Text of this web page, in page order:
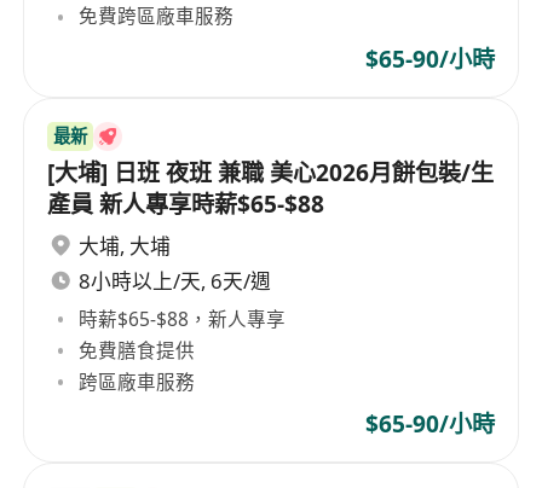
免費跨區廠車服務
$65-90/小時
最新
[大埔] 日班 夜班 兼職 美心2026月餅包裝/生
產員 新人專享時薪$65-$88
大埔, 大埔
8小時以上/天, 6天/週
時薪$65-$88，新人專享
免費膳食提供
跨區廠車服務
$65-90/小時